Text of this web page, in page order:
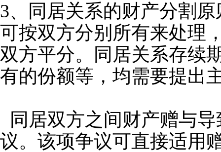
3、同居关系的财产分割原
可按双方分别所有来处理
双方平分。同居关系存续
有的份额等，均需要提出
同居双方之间财产赠与
议。该项争议可直接适用